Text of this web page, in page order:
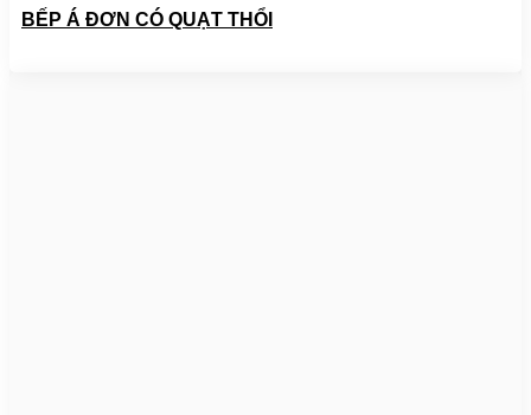
BẾP Á ĐƠN CÓ QUẠT THỔI